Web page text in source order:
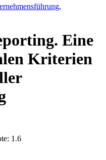
Eine
Kriterien